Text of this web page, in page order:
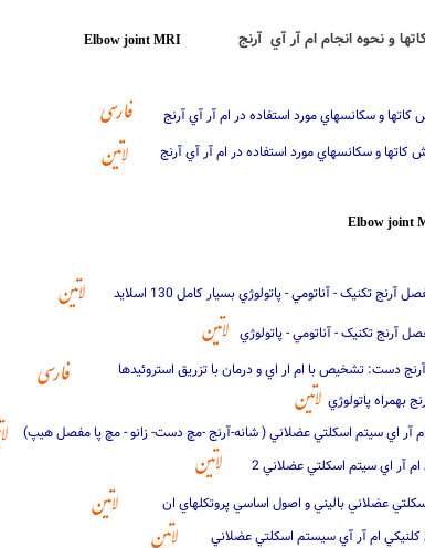
و سکانسهاي مورد استفاده در ام آر آي آرنج
کاتها و سکانسهاي مورد استفاده در ام آر آي آرنج
و نحوه انجام ام آر آي آرنج
عضلاني باليني و اصول اساسي پروتکلهاي ان
ام آر اي سيتم اسکلتي عضلاني ( شانه-آرنج -مچ دست- زانو - مچ پا مفصل هيپ
کلنيکي ام آر آي سيستم اسکلتي عضلاني
ام آر اي سيتم اسکلتي عضلاني 2
آرنج تکنيک - آناتومي - پاتولوژي
آرنج تکنيک - آناتومي - پاتولوژي بسيار کامل 130 اسلايد
دست: تشخيص با ام ار اي و درمان با تزريق استروئيدها
بهمراه پاتولوژي
Elbow joint MRI
Elbow joint